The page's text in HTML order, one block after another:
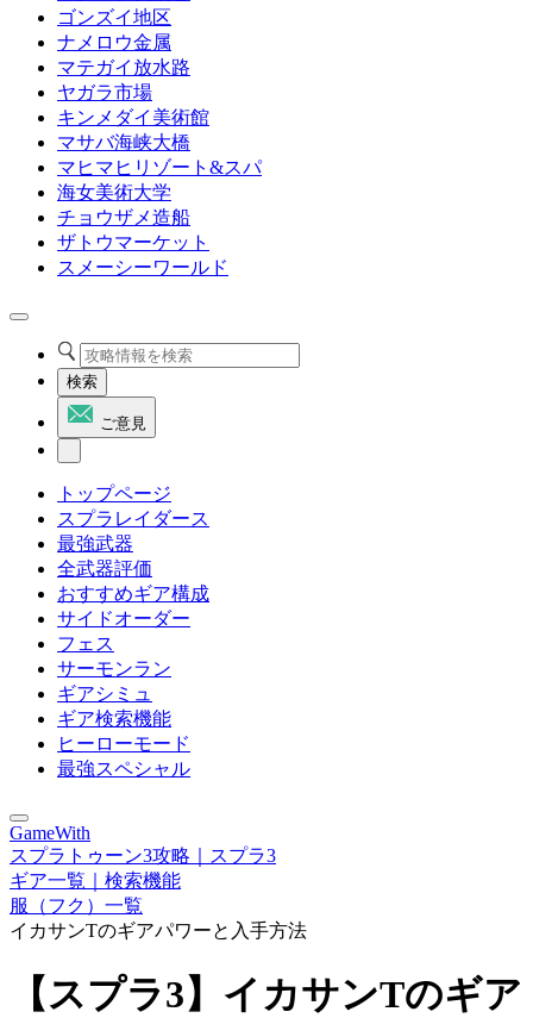
ゴンズイ地区
ナメロウ金属
マテガイ放水路
ヤガラ市場
キンメダイ美術館
マサバ海峡大橋
マヒマヒリゾート&スパ
海女美術大学
チョウザメ造船
ザトウマーケット
スメーシーワールド
検索
ご意見
トップページ
スプラレイダース
最強武器
全武器評価
おすすめギア構成
サイドオーダー
フェス
サーモンラン
ギアシミュ
ギア検索機能
ヒーローモード
最強スペシャル
GameWith
スプラトゥーン3攻略｜スプラ3
ギア一覧｜検索機能
服（フク）一覧
イカサンTのギアパワーと入手方法
【スプラ3】イカサンTのギア